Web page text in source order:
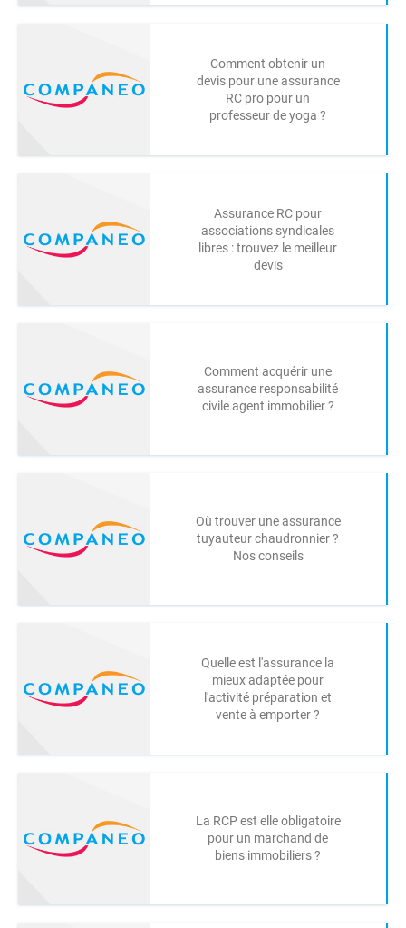
Comment obtenir un
devis pour une assurance
RC pro pour un
professeur de yoga ?
Assurance RC pour
associations syndicales
libres : trouvez le meilleur
devis
Comment acquérir une
assurance responsabilité
civile agent immobilier ?
Où trouver une assurance
tuyauteur chaudronnier ?
Nos conseils
Quelle est l'assurance la
mieux adaptée pour
l'activité préparation et
vente à emporter ?
La RCP est elle obligatoire
pour un marchand de
biens immobiliers ?